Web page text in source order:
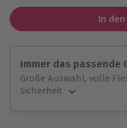
In
Immer das passende
Große Auswahl, volle
Sicherheit